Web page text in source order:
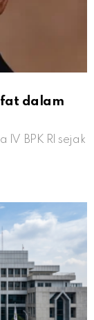
dalam
BPK RI sejak